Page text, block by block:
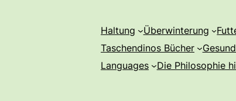
Haltung Überwinterung
Taschendinos Bücher
Languages
Die Philosophie